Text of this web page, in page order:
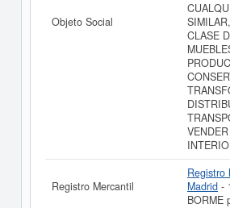
Objeto Social
CLASE
Registro Mercantil
Registro
Madrid -
BORME